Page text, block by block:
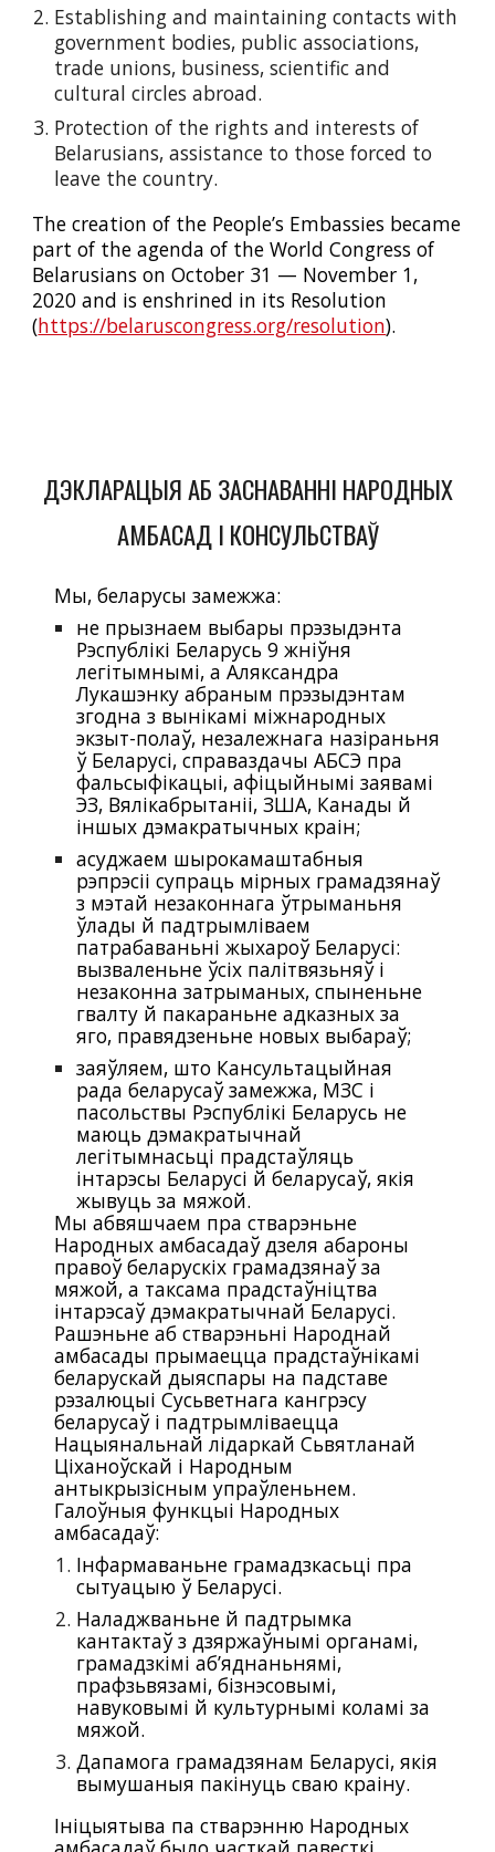
Establishing and maintaining contacts with
government bodies, public associations,
trade unions, business, scientific and
cultural circles abroad.
Protection of the rights and interests of
Belarusians, assistance to those forced to
leave the country.
The creation of the People’s Embassies became
part of the agenda of the World Congress of
Belarusians on October 31 — November 1,
2020 and is enshrined in its Resolution
(https://belaruscongress.org/resolution).
ДЭКЛАРАЦЫЯ АБ ЗАСНАВАННІ НАРОДНЫХ
АМБАСАД І КОНСУЛЬСТВАЎ
Мы, беларусы замежжа:
не прызнаем выбары прэзыдэнта
Рэспублікі Беларусь 9 жніўня
легітымнымі, а Аляксандра
Лукашэнку абраным прэзыдэнтам
згодна з вынікамі міжнародных
экзыт-полаў, незалежнага назіраньня
ў Беларусі, справаздачы АБСЭ пра
фальсыфікацыі, афіцыйнымі заявамі
ЭЗ, Вялікабрытаніі, ЗША, Канады й
іншых дэмакратычных краін;
асуджаем шырокамаштабныя
рэпрэсіі супраць мірных грамадзянаў
з мэтай незаконнага ўтрыманьня
ўлады й падтрымліваем
патрабаваньні жыхароў Беларусі:
вызваленьне ўсіх палітвязьняў і
незаконна затрыманых, спыненьне
гвалту й пакараньне адказных за
яго, правядзеньне новых выбараў;
заяўляем, што Кансультацыйная
рада беларусаў замежжа, МЗС і
пасольствы Рэспублікі Беларусь не
маюць дэмакратычнай
легітымнасьці прадстаўляць
інтарэсы Беларусі й беларусаў, якія
жывуць за мяжой.
Мы абвяшчаем пра стварэньне
Народных амбасадаўдзеля абароны
правоў беларускіх грамадзянаў за
мяжой, а таксама прадстаўніцтва
інтарэсаў дэмакратычнай Беларусі.
Рашэньне аб стварэньні Народнай
амбасады прымаецца прадстаўнікамі
беларускай дыяспары на падставе
рэзалюцыі Сусьветнага кангрэсу
беларусаў і падтрымліваецца
Нацыянальнай лідаркай Сьвятланай
Ціханоўскай і Народным
антыкрызісным упраўленьнем.
Галоўныя функцыi Народных
амбасадаў:
Інфармаваньне грамадзкасьці пра
сытуацыю ў Беларусі.
Наладжваньне й падтрымка
кантактаў з дзяржаўнымі органамі,
грамадзкімі аб’яднаньнямі,
прафзьвязамі, бізнэсовымі,
навуковымі й культурнымі коламі за
мяжой.
Дапамога грамадзянам Беларусі, якія
вымушаныя пакінуць сваю краіну.
Iнiцыятыва па стварэнню Народных